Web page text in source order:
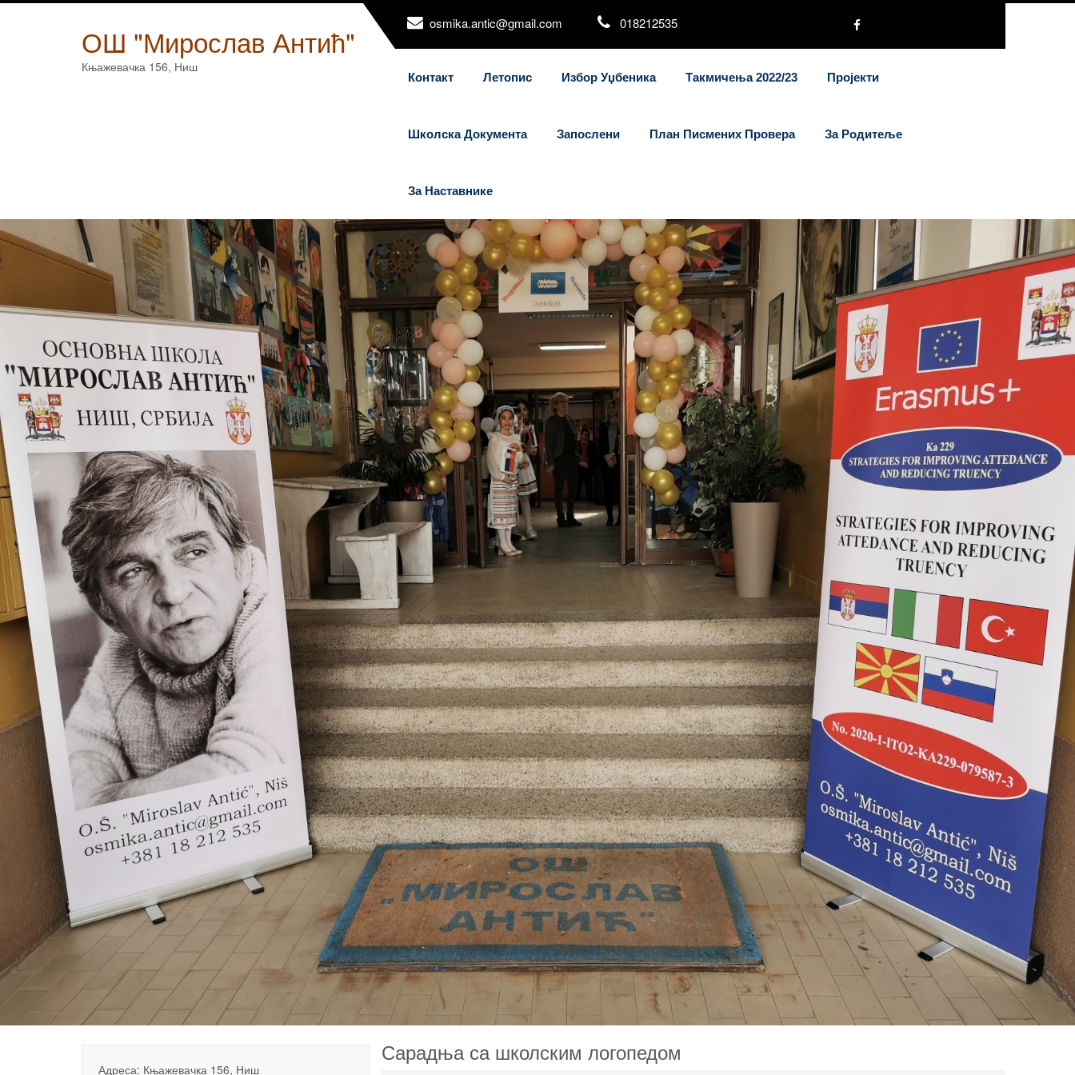
Skip
osmika.antic@gmail.com 018212535
ОШ "Мирослав Антић"
Књажевачка 156, Ниш
Контакт Летопис Избор Уџбеника Такмичења 2022/23 Пројекти
Школска Документа Запослени План Писмених Провера За Родитеље
За Наставнике
Адреса: Књажевачка 156, Ниш
Сарадња са школским логопедом